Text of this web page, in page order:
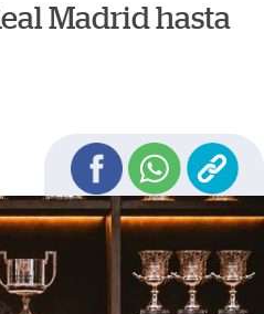
Madrid hasta